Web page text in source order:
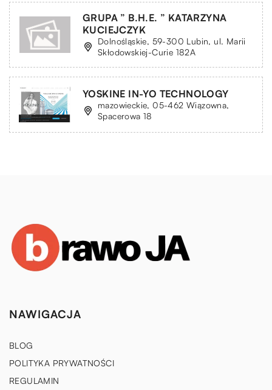
GRUPA ” B.H.E. ” KATARZYNA
KUCIEJCZYK
Dolnośląskie, 59-300 Lubin, ul. Marii
Skłodowskiej-Curie 182A
YOSKINE IN-YO TECHNOLOGY
mazowieckie, 05-462 Wiązowna,
Spacerowa 18
NAWIGACJA
BLOG
POLITYKA PRYWATNOŚCI
REGULAMIN